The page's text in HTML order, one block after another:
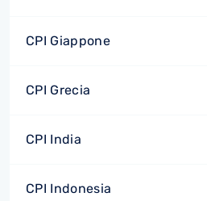
CPI Giappone
CPI Grecia
CPI India
CPI Indonesia